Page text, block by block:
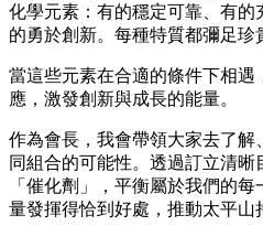
化學元素：有的穩定可靠、有
的勇於創新。每種特質都彌足珍
當這些元素在合適的條件下相遇
應，激發創新與成長的能量。
作為會長，我會帶領大家去了
同組合的可能性。透過訂立清
「催化劑」，平衡屬於我們的
量發揮得恰到好處，推動太平山